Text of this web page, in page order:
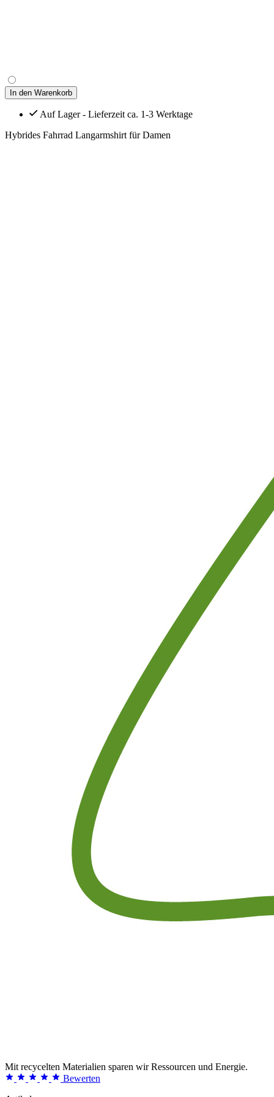
In den Warenkorb
Auf Lager - Lieferzeit ca. 1-3 Werktage
Hybrides Fahrrad Langarmshirt für Damen
Mit recycelten Materialien sparen wir Ressourcen und Energie.
Bewerten